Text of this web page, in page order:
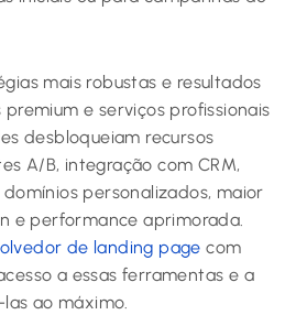
mais robustas e resultados
e serviços profissionais
desbloqueiam recursos
A/B, integração com CRM,
personalizados, maior
e performance aprimorada.
de landing page com
a essas ferramentas e a
ao máximo.